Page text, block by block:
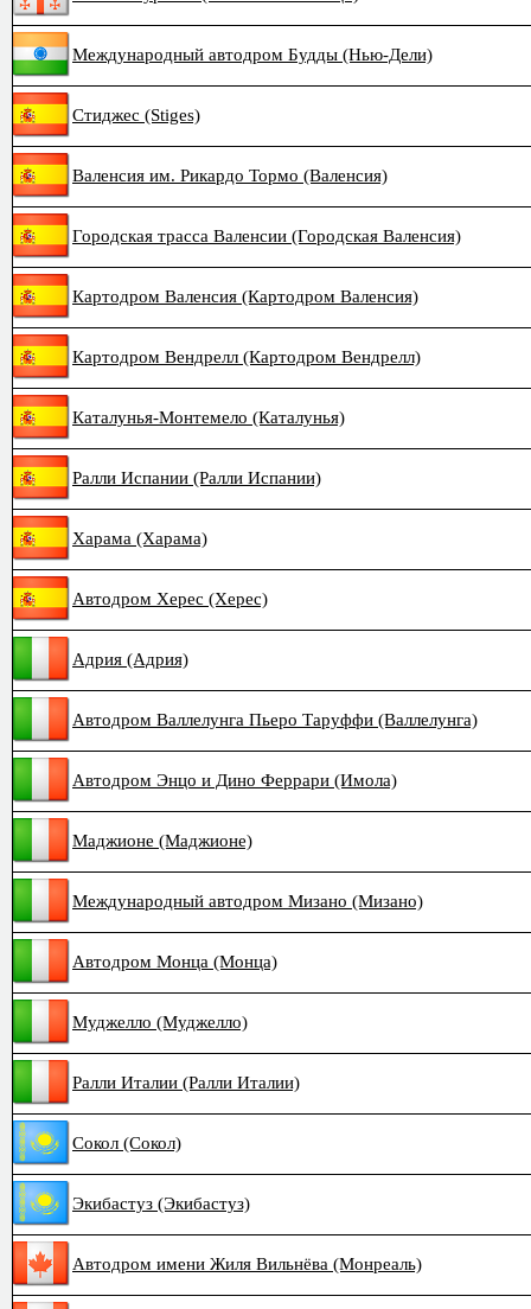
Международный автодром Будды (Нью-Дели)
Стиджес (Stiges)
Валенсия им. Рикардо Тормо (Валенсия)
Городская трасса Валенсии (Городская Валенсия)
Картодром Валенсия (Картодром Валенсия)
Картодром Вендрелл (Картодром Вендрелл)
Каталунья-Монтемело (Каталунья)
Ралли Испании (Ралли Испании)
Харама (Харама)
Автодром Херес (Херес)
Адрия (Адрия)
Автодром Валлелунга Пьеро Таруффи (Валлелунга)
Автодром Энцо и Дино Феррари (Имола)
Маджионе (Маджионе)
Международный автодром Мизано (Мизано)
Автодром Монца (Монца)
Муджелло (Муджелло)
Ралли Италии (Ралли Италии)
Сокол (Сокол)
Экибастуз (Экибастуз)
Автодром имени Жиля Вильнёва (Монреаль)